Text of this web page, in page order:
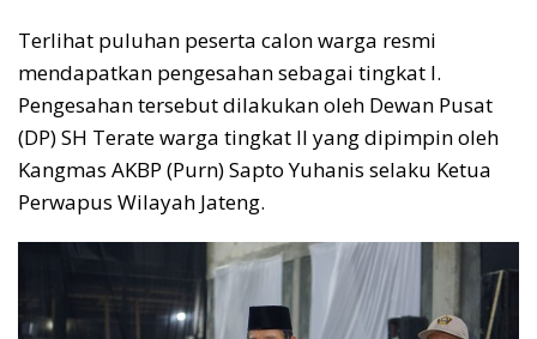
Terlihat puluhan peserta calon warga resmi
mendapatkan pengesahan sebagai tingkat I.
Pengesahan tersebut dilakukan oleh Dewan Pusat
(DP) SH Terate warga tingkat II yang dipimpin oleh
Kangmas AKBP (Purn) Sapto Yuhanis selaku Ketua
Perwapus Wilayah Jateng.